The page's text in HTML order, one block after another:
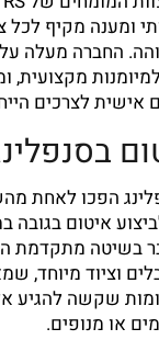
ומענה מקיף לכל
החברה מעלה
מקצועית,
אישית לצרכים
הפכו לאחת
איטום בגובה
בשיטה
וציוד מיוחד,
שקשה להגיע
או מנופים.